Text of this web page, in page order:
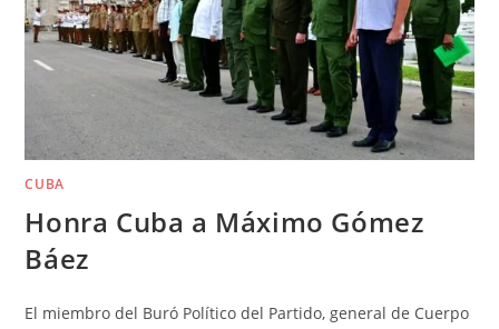
CUBA
Honra Cuba a Máximo Gómez
Báez
El miembro del Buró Político del Partido, general de Cuerpo